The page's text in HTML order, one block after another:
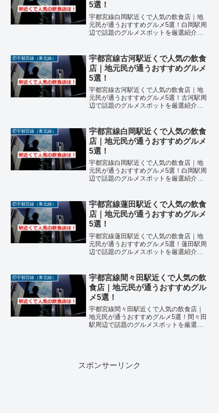
5選！
宇都宮線白岡駅近くで人気の飲食店｜地
元民が通うおすすめグルメ5選！白岡駅周
辺で話題のグルメスポットを厳選紹介！
施設が広がるエリアで、地元民に愛され
る飲食店が点在してい...
⑰宇都宮線（東北線）
宇都宮線古河駅近くで人気の飲食
店｜地元民が通うおすすめグルメ
5選！
宇都宮線古河駅近くで人気の飲食店｜地
元民が通うおすすめグルメ5選！古河駅周
辺で話題のグルメスポットを厳選紹介！
設が融合したエリアで、地元民に愛され
る飲食店が点在してい...
⑰宇都宮線（東北線）
宇都宮線白岡駅近くで人気の飲食
店｜地元民が通うおすすめグルメ
5選！
宇都宮線白岡駅近くで人気の飲食店｜地
元民が通うおすすめグルメ5選！白岡駅周
辺で話題のグルメスポットを厳選紹介！
施設が広がるエリアで、地元民に愛され
る飲食店が点在してい...
⑰宇都宮線（東北線）
宇都宮線蓮田駅近くで人気の飲食
店｜地元民が通うおすすめグルメ
5選！
宇都宮線蓮田駅近くで人気の飲食店｜地
元民が通うおすすめグルメ5選！蓮田駅周
辺で話題のグルメスポットを厳選紹介！
設が調和したエリアで、地元民に愛され
る飲食店が点在してい...
⑰宇都宮線（東北線）
宇都宮線間々田駅近くで人気の飲
食店｜地元民が通うおすすめグル
メ5選！
宇都宮線間々田駅近くで人気の飲食店｜
地元民が通うおすすめグルメ5選！間々田
駅周辺で話題のグルメスポットを厳選紹
スポンサーリンク